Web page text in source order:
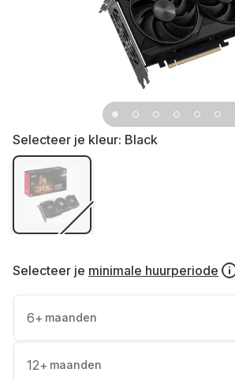
Selecteer je kleur: Black
Selecteer je minimale huurperiode
6+ maanden
12+ maanden